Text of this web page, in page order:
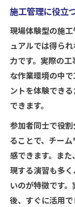
ワークショ
施工管
ハウとは
施工管
ウを公
ワーク
現場で
授
施工管
法
施工管理の
施工管
施工管理に役立
現場体験型の施
ュアルでは得ら
力です。実際の
な作業環境の中
ントを体験でき
できます。
参加者同士で役
ることで、チー
感できます。ま
現する演習も多
いのが特徴です
後、すぐに活用